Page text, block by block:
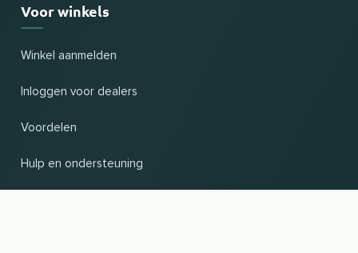
Voor winkels
Winkel aanmelden
Inloggen voor dealers
Voordelen
Hulp en ondersteuning